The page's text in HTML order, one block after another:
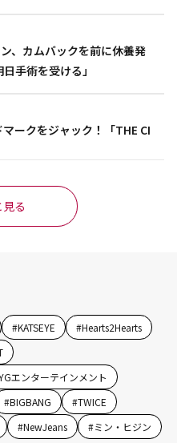
、カムバックを前に休養発
手術を受ける」
ークをジャック！「THE CI
る
#KATSEYE #Hearts2Hearts
エンターテインメント
#BIGBANG #TWICE
#NewJeans #ミン・ヒジン